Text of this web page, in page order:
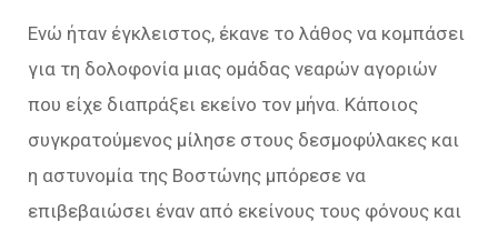
Ενώ ήταν έγκλειστος, έκανε το λάθος να κομπάσει
για τη δολοφονία μιας ομάδας νεαρών αγοριών
που είχε διαπράξει εκείνο τον μήνα. Κάποιος
συγκρατούμενος μίλησε στους δεσμοφύλακες και
η αστυνομία της Βοστώνης μπόρεσε να
επιβεβαιώσει έναν από εκείνους τους φόνους και